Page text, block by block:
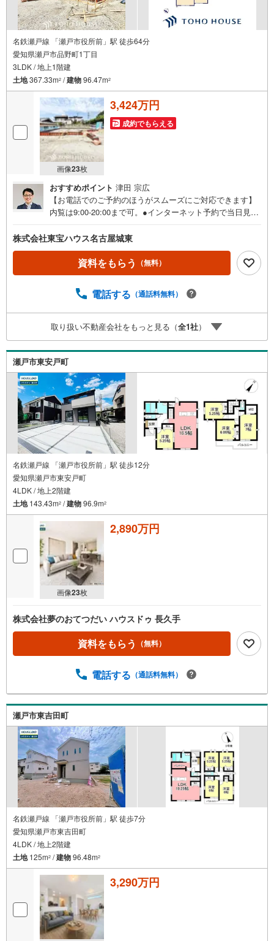
名鉄瀬戸線 「瀬戸市役所前」駅 徒歩64分
愛知県瀬戸市品野町1丁目
3LDK / 地上1階建
土地367.33m2 /建物96.47m2
画像23枚
3,424万円
成約でもらえる
おすすめポイント 津田 宗広
【お電話でのご予約のほうがスムーズにご対応できます】
内覧は9:00-20:00まで可。●インターネット予約で当日見学
（2）本日～4日以内をご希望の方は「ご要望・ご質問欄」
に希望日時をご記入ください！《東宝ハウス名古屋城東の
こだわり》スタッフ一同、すべてのお客様に対して、自分
の家族や仲の良い友人に対するときと同じ気持ちで接客さ
と出会い、住宅ローンやその他のサービスの内容にもご満
だきます。私たちが携わる不動産ビジネスでは安全で安心
な取引を実現することはプロとしての使命です。営業スタ
はもちろん何度も報告と確認を繰り返し、取引の安全性を
追求しています。ご覧いただきありがとうございます！
株式会社東宝ハウス名古屋城東
資料をもらう （無料）
電話する （通話料無料）
取り扱い不動産会社をもっと見る（全1社）
瀬戸市東安戸町
名鉄瀬戸線 「瀬戸市役所前」駅 徒歩12分
愛知県瀬戸市東安戸町
4LDK / 地上2階建
土地143.43m2 /建物96.9m2
画像23枚
2,890万円
株式会社夢のおてつだい ハウスドゥ 長久手
資料をもらう （無料）
電話する （通話料無料）
瀬戸市東吉田町
名鉄瀬戸線 「瀬戸市役所前」駅 徒歩7分
愛知県瀬戸市東吉田町
4LDK / 地上2階建
土地125m2 /建物96.48m2
3,290万円